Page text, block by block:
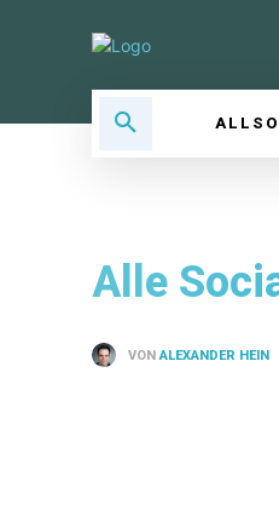
Alle
VON ALEXANDER HEIN